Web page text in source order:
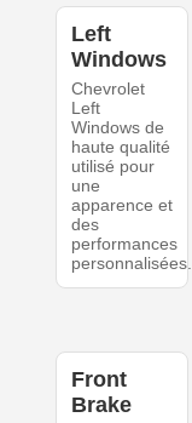
Left
Windows
Chevrolet
Left
Windows de
haute qualité
utilisé pour
une
apparence et
des
performances
personnalisées.
Front
Brake